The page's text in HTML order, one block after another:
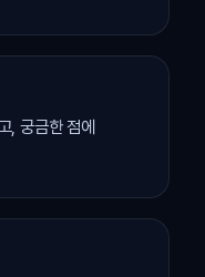
, 궁금한 점에